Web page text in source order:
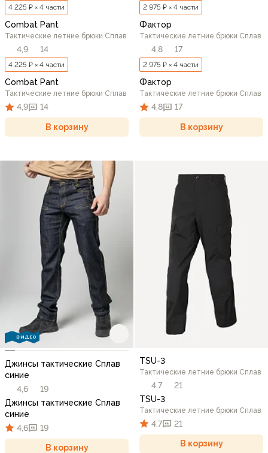
4 225 ₽ × 4 части
Combat Pant
Тактические летние брюки Сплав
4,9 14
4 225 ₽ × 4 части
Combat Pant
Тактические летние брюки Сплав
4,9 14
В корзину
2 975 ₽ × 4 части
Фактор
Тактические летние брюки Сплав
4,8 17
2 975 ₽ × 4 части
Фактор
Тактические летние брюки Сплав
4,8 17
В корзину
ВИДЕО
Джинсы тактические Сплав
синие
4,6
19
Джинсы тактические Сплав
синие
4,6
19
В корзину
TSU-3
Тактические летние брюки Сплав
4,7
21
TSU-3
Тактические летние брюки Сплав
4,7 21
В корзину